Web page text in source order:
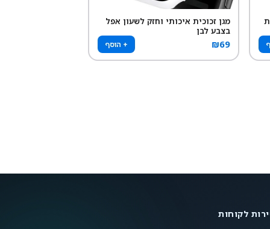
מגן זכוכית איכותי וחזק לשעון אפל
בצבע לבן
₪69 + הוסף
לקוחות